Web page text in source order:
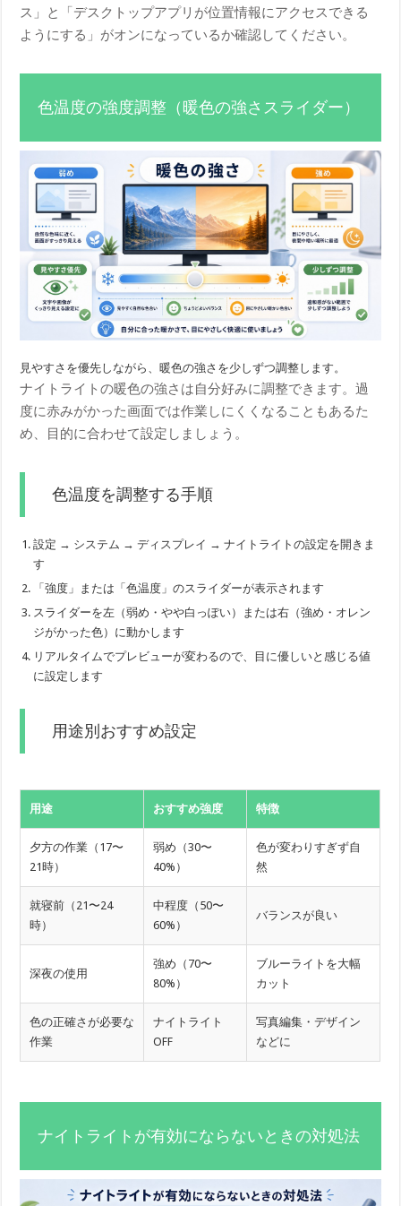
ス」と「デスクトップアプリが位置情報にアクセスできる
ようにする」がオンになっているか確認してください。
色温度の強度調整（暖色の強さスライダー）
見やすさを優先しながら、暖色の強さを少しずつ調整します。
ナイトライトの暖色の強さは自分好みに調整できます。過
度に赤みがかった画面では作業しにくくなることもあるた
め、目的に合わせて設定しましょう。
色温度を調整する手順
設定 → システム → ディスプレイ → ナイトライトの設定を開きま
す
「強度」または「色温度」のスライダーが表示されます
スライダーを左（弱め・やや白っぽい）または右（強め・オレン
ジがかった色）に動かします
リアルタイムでプレビューが変わるので、目に優しいと感じる値
に設定します
用途別おすすめ設定
用途 おすすめ強度 特徴
夕方の作業（17〜
21時）
弱め（30〜
40%）
色が変わりすぎず自
然
就寝前（21〜24
時）
中程度（50〜
60%）
バランスが良い
深夜の使用
強め（70〜
80%）
ブルーライトを大幅
カット
色の正確さが必要な
作業
ナイトライト
OFF
写真編集・デザイン
などに
ナイトライトが有効にならないときの対処法